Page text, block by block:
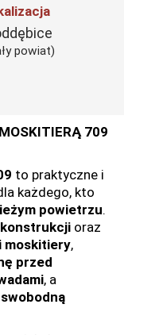
powiat)
709
to praktyczne i
każdego, kto
powietrzu.
oraz
moskitiery,
przed
, a
swobodną